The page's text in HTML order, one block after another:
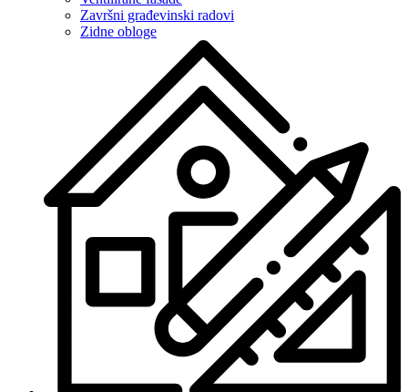
Završni građevinski radovi
Zidne obloge